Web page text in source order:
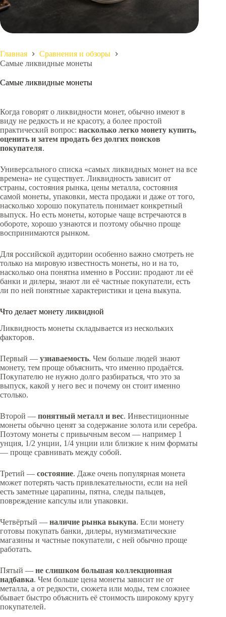
Главная
Сравнения и обзоры
Самые ликвидные монеты
Самые ликвидные монеты
Когда говорят о ликвидности монет, обычно имеют в
виду не редкость и не красоту, а более простой
практический вопрос: насколько легко монету купить,
оценить и затем продать без долгих поисков
покупателя.
Универсального списка «самых ликвидных монет на все
времена» не существует. Ликвидность зависит от
страны, состояния рынка, цены металла, состояния
самой монеты, упаковки, места продажи и даже от того,
насколько хорошо покупатель понимает конкретный
выпуск. Но есть монеты, которые чаще встречаются в
обороте, хорошо узнаются и поэтому обычно проще
воспринимаются рынком.
Для российской аудитории особенно важно смотреть не
только на мировую известность монеты, но и на то,
насколько она понятна именно в России: продают ли её
банки и дилеры, знают ли её частные покупатели, есть
ли по ней понятные характеристики и цена выкупа.
Что делает монету ликвидной
Ликвидность монеты складывается из нескольких
факторов.
Первый — узнаваемость. Чем больше людей знают
монету, тем проще объяснить, что именно продаётся.
Покупателю не нужно долго разбираться, что это за
выпуск, какой у него вес и почему он стоит именно
столько.
Второй — понятный металл и вес. Инвестиционные
монеты обычно ценят за содержание золота или серебра.
Поэтому монеты с привычным весом — например 1
унция, 1/2 унции, 1/4 унции или близкие к ним форматы
— проще сравнивать между собой.
Третий — состояние. Даже очень популярная монета
может потерять часть привлекательности, если на ней
есть заметные царапины, пятна, следы пальцев,
повреждение капсулы или упаковки.
Четвёртый — наличие рынка выкупа. Если монету
готовы покупать банки, дилеры, нумизматические
магазины и частные покупатели, с ней обычно проще
работать.
Пятый — не слишком большая коллекционная
надбавка. Чем больше цена монеты зависит не от
металла, а от редкости, сюжета или моды, тем сложнее
бывает быстро объяснить её стоимость широкому кругу
покупателей.